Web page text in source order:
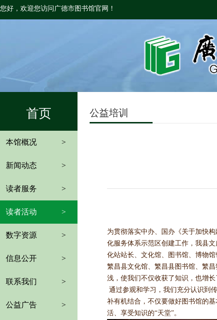
您好，欢迎您访问广德市图书馆官网！
首页
本馆概况 >
新闻动态 >
读者服务 >
读者活动 >
数字资源 >
信息公开 >
联系我们 >
公益广告 >
公益培训
为贯彻落实中办、国办《关于加快
化服务体系示范区创建工作，我县
化站站长、文化馆、图书馆、博物
繁昌县文化馆、繁昌县图书馆、繁
浅，使我们不仅收获了知识，也增
通过参观和学习，我们充分认识到
补有机结合，不仅要做好图书馆的
活、享受知识的“天堂”。